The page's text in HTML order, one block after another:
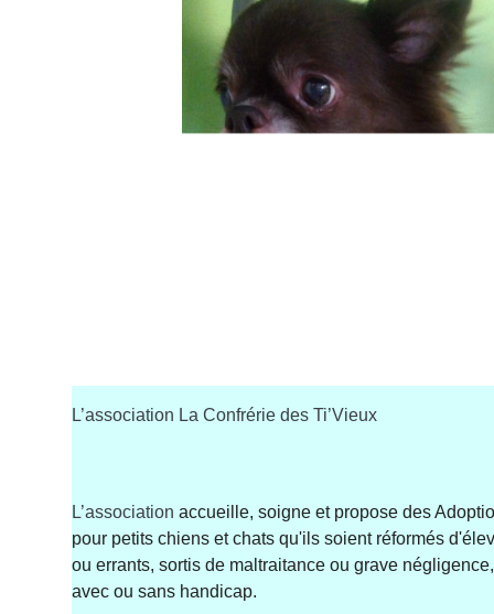
L’association La Confrérie des Ti’Vieux
L’association accueille, soigne et propose des
pour petits chiens et chats qu'ils soient réformés
ou errants, sortis de maltraitance ou grave
avec ou sans handicap.